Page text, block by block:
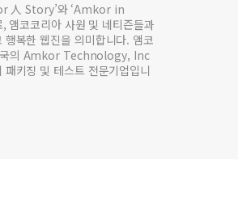
人 Story’와 ‘Amkor in
앰코코리아 사원 및 네티즌들과
행복한 웹진을 의미합니다. 앰코
국의 Amkor Technology, Inc
키징 및 테스트 전문기업입니